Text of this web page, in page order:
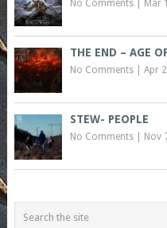
No Comments| Mar
THE END – AGE
No Comments| Apr
STEW- PEOPLE
No Comments| Nov